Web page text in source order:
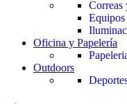
Correas
Equipos
Oficina y Papelería
Outdoors